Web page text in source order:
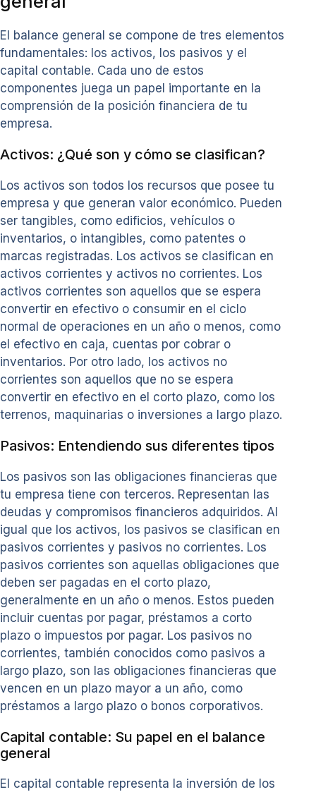
El balance general se compone de tres elementos
fundamentales: los activos, los pasivos y el
capital contable. Cada uno de estos
componentes juega un papel importante en la
comprensión de la posición financiera de tu
empresa.
Activos: ¿Qué son y cómo se clasifican?
Los activos son todos los recursos que posee tu
empresa y que generan valor económico. Pueden
ser tangibles, como edificios, vehículos o
inventarios, o intangibles, como patentes o
marcas registradas. Los activos se clasifican en
activos corrientes y activos no corrientes. Los
activos corrientes son aquellos que se espera
convertir en efectivo o consumir en el ciclo
normal de operaciones en un año o menos, como
el efectivo en caja, cuentas por cobrar o
inventarios. Por otro lado, los activos no
corrientes son aquellos que no se espera
convertir en efectivo en el corto plazo, como los
terrenos, maquinarias o inversiones a largo plazo.
Pasivos: Entendiendo sus diferentes tipos
Los pasivos son las obligaciones financieras que
tu empresa tiene con terceros. Representan las
deudas y compromisos financieros adquiridos. Al
igual que los activos, los pasivos se clasifican en
pasivos corrientes y pasivos no corrientes. Los
pasivos corrientes son aquellas obligaciones que
deben ser pagadas en el corto plazo,
generalmente en un año o menos. Estos pueden
incluir cuentas por pagar, préstamos a corto
plazo o impuestos por pagar. Los pasivos no
corrientes, también conocidos como pasivos a
largo plazo, son las obligaciones financieras que
vencen en un plazo mayor a un año, como
préstamos a largo plazo o bonos corporativos.
Capital contable: Su papel en el balance
general
El capital contable representa la inversión de los